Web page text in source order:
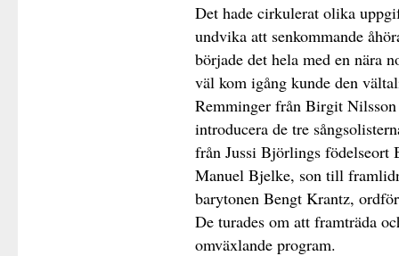
Det hade cirkulerat olika
undvika att senkommande
började det hela med en nära
väl kom igång kunde den
Remminger från Birgit
introducera de tre
från Jussi Björlings födelseort
Manuel Bjelke, son till
barytonen Bengt Krantz,
De turades om att framträda
omväxlande program.